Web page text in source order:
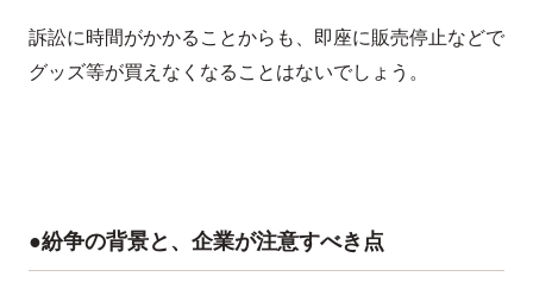
訴訟に時間がかかることからも、即座に販売停止などで
グッズ等が買えなくなることはないでしょう。
●紛争の背景と、企業が注意すべき点